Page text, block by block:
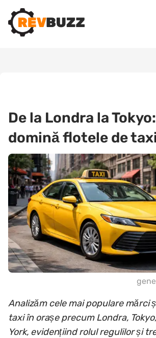
De la Londra la
domină flotele de taxi
Analizăm cele mai populare mărci
taxi în orașe precum Londra,
York, evidențiind rolul regulilor și